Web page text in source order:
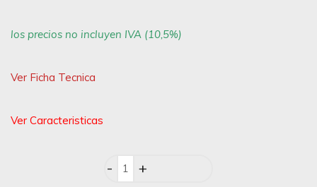
los precios no incluyen IVA (10,5%)
Ver Ficha Tecnica
Ver Caracteristicas
Quantity